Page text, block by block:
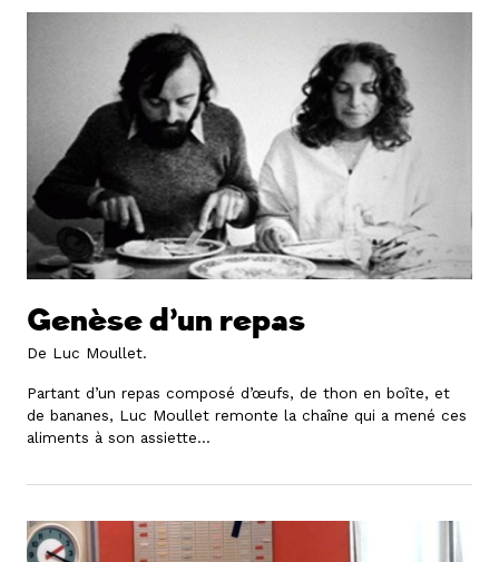
Genèse d’un repas
De Luc Moullet.
Partant d’un repas composé d’œufs, de thon en boîte, et
de bananes, Luc Moullet remonte la chaîne qui a mené ces
aliments à son assiette…